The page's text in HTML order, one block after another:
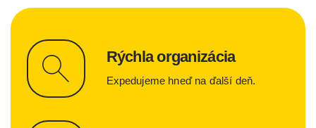
Rýchla organizácia
Expedujeme hneď na ďalší deň.